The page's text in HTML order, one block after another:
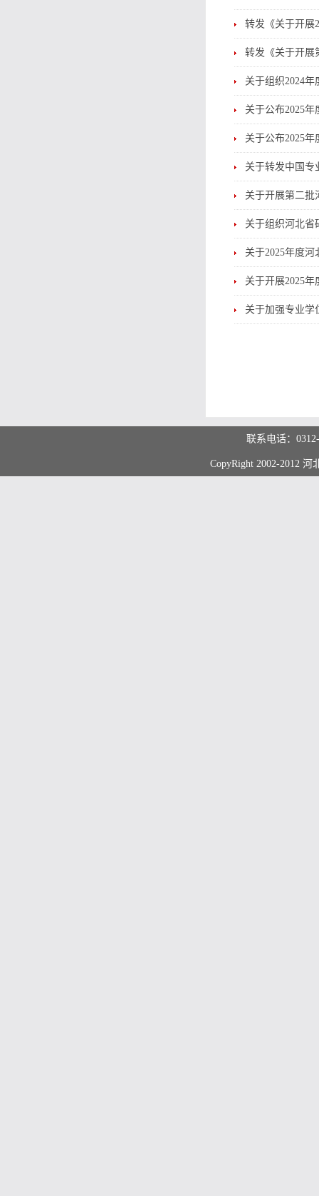
转发《关于开展
转发《关于开展
关于组织2024
关于公布2025
关于公布2025
关于转发中国专
关于开展第二批
关于组织河北省
关于2025年度
关于开展2025
关于加强专业学
联系电话：
CopyRight 2002-2012